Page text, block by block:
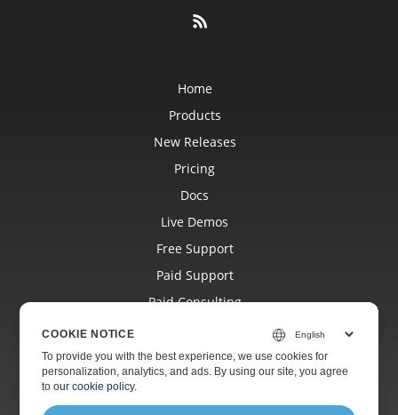
Home
Products
New Releases
Pricing
Docs
Live Demos
Free Support
Paid Support
Paid Consulting
Websites
COOKIE NOTICE
To provide you with the best experience, we use cookies for
personalization, analytics, and ads. By using our site, you agree
toour cookie policy.